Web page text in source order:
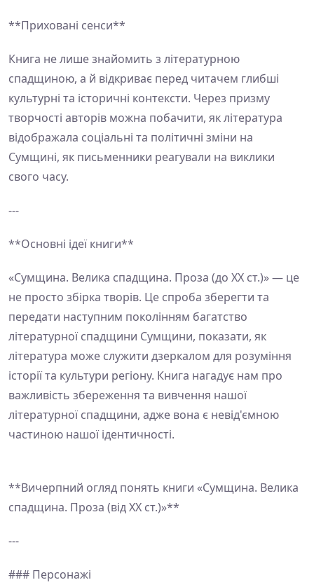
**Приховані сенси**
Книга не лише знайомить з літературною
спадщиною, а й відкриває перед читачем глибші
культурні та історичні контексти. Через призму
творчості авторів можна побачити, як література
відображала соціальні та політичні зміни на
Сумщині, як письменники реагували на виклики
свого часу.
---
**Основні ідеї книги**
«Сумщина. Велика спадщина. Проза (до ХХ ст.)» — це
не просто збірка творів. Це спроба зберегти та
передати наступним поколінням багатство
літературної спадщини Сумщини, показати, як
література може служити дзеркалом для розуміння
історії та культури регіону. Книга нагадує нам про
важливість збереження та вивчення нашої
літературної спадщини, адже вона є невід'ємною
частиною нашої ідентичності.
**Вичерпний огляд понять книги «Сумщина. Велика
спадщина. Проза (від ХХ ст.)»**
---
### Персонажі